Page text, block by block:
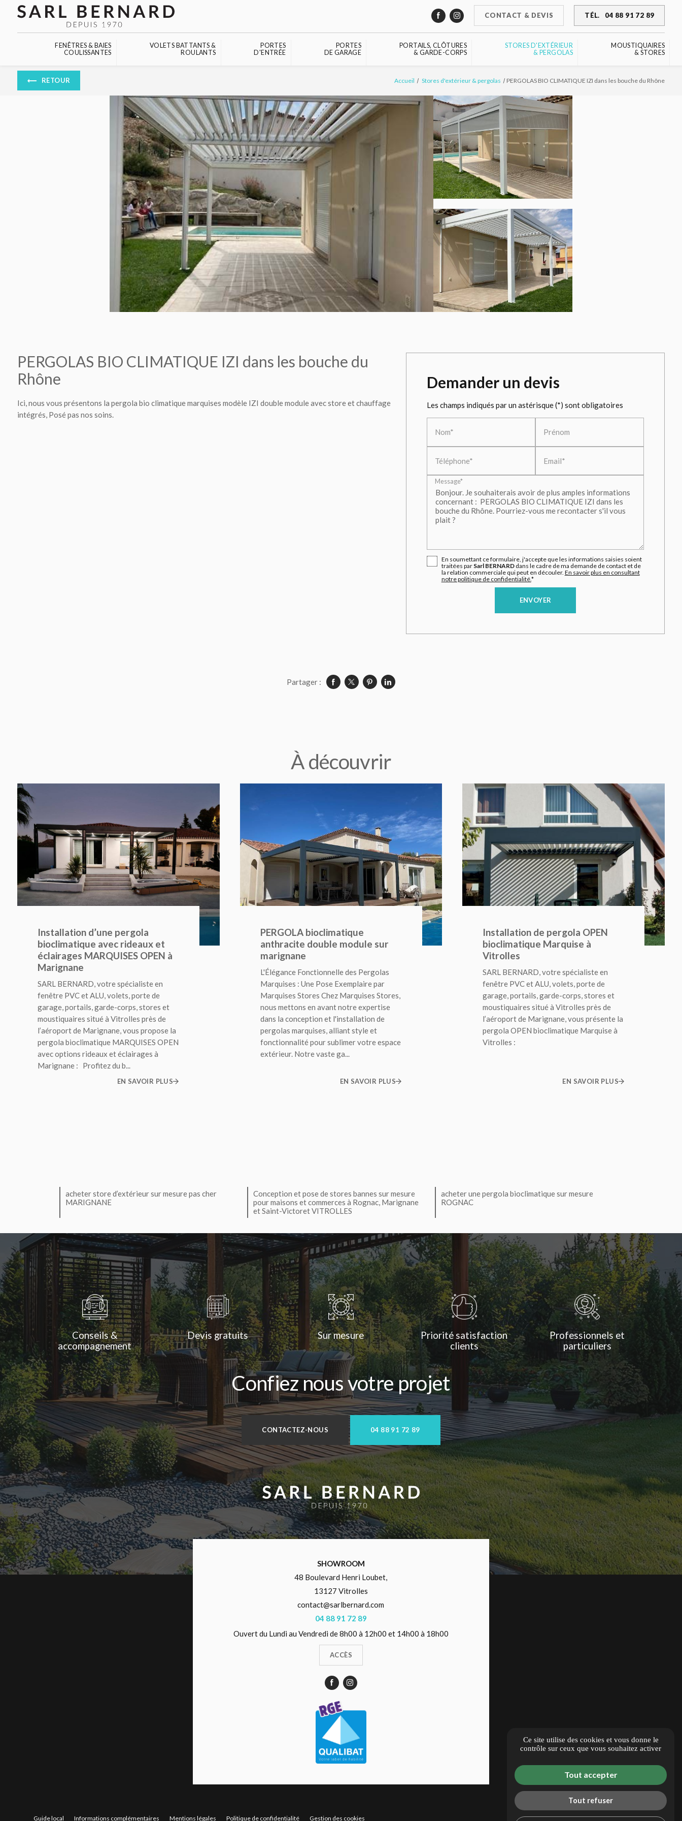
CONTACT & DEVIS TÉL. 04 88 91 72 89
FENÊTRES & BAIES
COULISSANTES
VOLETS BATTANTS &
ROULANTS
PORTES
D'ENTRÉE
PORTES
DE GARAGE
PORTAILS, CLÔTURES
& GARDE-CORPS
STORES D'EXTÉRIEUR
& PERGOLAS
MOUSTIQUAIRES
& STORES
Accueil Stores d'extérieur & pergolas PERGOLAS BIO CLIMATIQUE IZI dans les bouche du Rhône
RETOUR
PERGOLAS BIO CLIMATIQUE IZI dans les bouche du
Rhône
Ici, nous vous présentons la pergola bio climatique marquises modèle IZI double module avec store et chauffage
intégrés, Posé pas nos soins.
Demander un devis
Les champs indiqués par un astérisque (*) sont obligatoires
Nom* Prénom
Téléphone* Email*
Message*
En soumettant ce formulaire, j'accepte que les informations saisies soient
traitées par Sarl BERNARDdans le cadre de ma demande de contact et de
la relation commerciale qui peut en découler. En savoir plus en consultant
notre politique de confidentialité.*
Partager :
À découvrir
Installation d’une pergola
bioclimatique avec rideaux et
éclairages MARQUISES OPEN à
Marignane
SARL BERNARD, votre spécialiste en
fenêtre PVC et ALU, volets, porte de
garage, portails, garde-corps, stores et
moustiquaires situé à Vitrolles près de
l’aéroport de Marignane, vous propose la
pergola bioclimatique MARQUISES OPEN
avec options rideaux et éclairages à
Marignane : Profitez du b...
EN SAVOIR PLUS
PERGOLA bioclimatique
anthracite double module sur
marignane
L'Élégance Fonctionnelle des Pergolas
Marquises : Une Pose Exemplaire par
Marquises Stores Chez Marquises Stores,
nous mettons en avant notre expertise
dans la conception et l'installation de
pergolas marquises, alliant style et
fonctionnalité pour sublimer votre espace
extérieur. Notre vaste ga...
EN SAVOIR PLUS
Installation de pergola OPEN
bioclimatique Marquise à
Vitrolles
SARL BERNARD, votre spécialiste en
fenêtre PVC et ALU, volets, porte de
garage, portails, garde-corps, stores et
moustiquaires situé à Vitrolles près de
l’aéroport de Marignane, vous présente la
pergola OPEN bioclimatique Marquise à
Vitrolles :
EN SAVOIR PLUS
acheter store d’extérieur sur mesure pas cher
MARIGNANE
Conception et pose de stores bannes sur mesure
pour maisons et commerces à Rognac, Marignane
et Saint-Victoret VITROLLES
acheter une pergola bioclimatique sur mesure
ROGNAC
Conseils &
accompagnement
Devis gratuits Sur mesure
Priorité satisfaction
clients
Professionnels et
particuliers
Confiez nous votre projet
CONTACTEZ-NOUS 04 88 91 72 89
SHOWROOM
48 Boulevard Henri Loubet,
13127 Vitrolles
contact@sarlbernard.com
04 88 91 72 89
Ouvert du Lundi au Vendredi de 8h00 à 12h00 et 14h00 à 18h00
ACCÈS
Guide local Informations complémentaires Mentions légales Politique de confidentialité Gestion des cookies
Panneau de gestion des cookies
Ce site utilise des cookies et vous donne le
contrôle sur ceux que vous souhaitez activer
Tout accepter
Tout refuser